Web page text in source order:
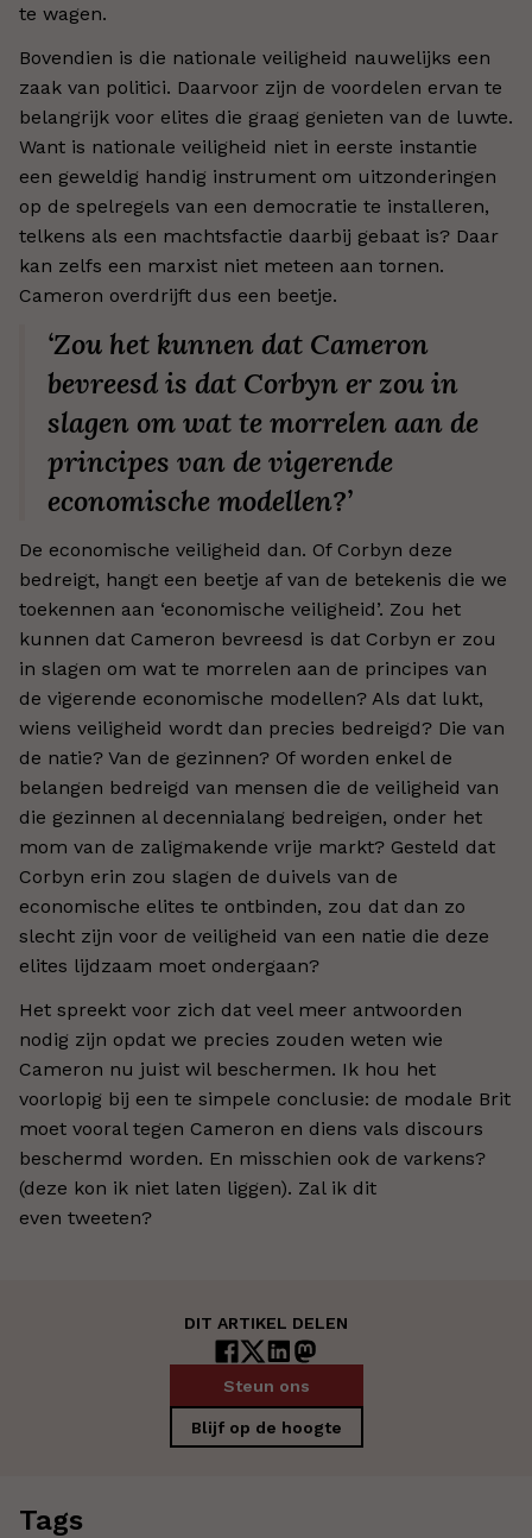
te wagen.
Bovendien is die nationale veiligheid nauwelijks een
zaak van politici. Daarvoor zijn de voordelen ervan te
belangrijk voor elites die graag genieten van de luwte.
Want is nationale veiligheid niet in eerste instantie
een geweldig handig instrument om uitzonderingen
op de spelregels van een democratie te installeren,
telkens als een machtsfactie daarbij gebaat is? Daar
kan zelfs een marxist niet meteen aan tornen.
Cameron overdrijft dus een beetje.
‘Zou het kunnen dat Cameron
bevreesd is dat Corbyn er zou in
slagen om wat te morrelen aan de
principes van de vigerende
economische modellen?’
De economische veiligheid dan. Of Corbyn deze
bedreigt, hangt een beetje af van de betekenis die we
toekennen aan ‘economische veiligheid’. Zou het
kunnen dat Cameron bevreesd is dat Corbyn er zou
in slagen om wat te morrelen aan de principes van
de vigerende economische modellen? Als dat lukt,
wiens veiligheid wordt dan precies bedreigd? Die van
de natie? Van de gezinnen? Of worden enkel de
belangen bedreigd van mensen die de veiligheid van
die gezinnen al decennialang bedreigen, onder het
mom van de zaligmakende vrije markt? Gesteld dat
Corbyn erin zou slagen de duivels van de
economische elites te ontbinden, zou dat dan zo
slecht zijn voor de veiligheid van een natie die deze
elites lijdzaam moet ondergaan?
Het spreekt voor zich dat veel meer antwoorden
nodig zijn opdat we precies zouden weten wie
Cameron nu juist wil beschermen. Ik hou het
voorlopig bij een te simpele conclusie: de modale Brit
moet vooral tegen Cameron en diens vals discours
beschermd worden. En misschien ook de varkens?
(deze kon ik niet laten liggen). Zal ik dit
even tweeten?
DIT ARTIKEL DELEN
Steun ons
Blijf op de hoogte
Tags